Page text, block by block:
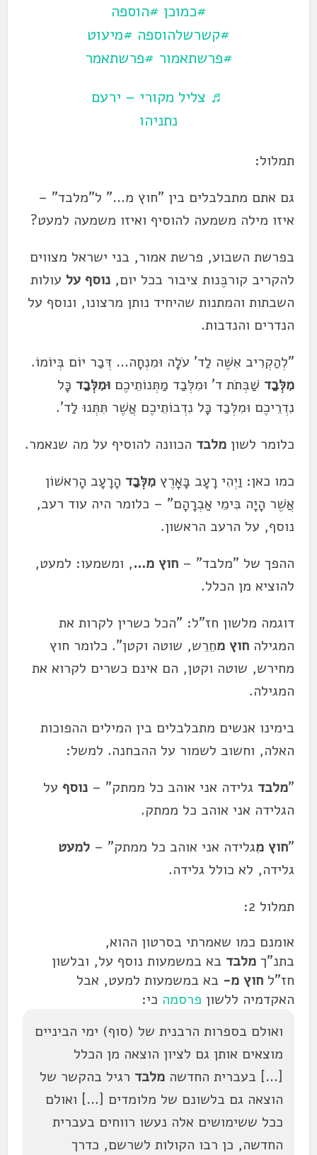
#כמוכן #הוספה
#קשרשלהוספה #מיעוט
#פרשתאמור #פרשתאמר
♬ צליל מקורי – ירעם
נתניהו
תמלול:
גם אתם מתבלבלים בין "חוץ מ…" ל"מלבד" –
איזו מילה משמעה להוסיף ואיזו משמעה למעט?
בפרשת השבוע, פרשת אמור, בני ישראל מצווים
להקריב קורבֶּנות ציבור בכל יום,נוסף על עולות
השבתות והמתנות שהיחיד נותן מרצונו, ונוסף על
הנדרים והנדבות.
"לְהַקְרִיב אִשֶּׁה לַד' עֹלָה וּמִנְחָה… דְּבַר יוֹם בְּיוֹמוֹ.
מִלְּבַד שַׁבְּתֹת ד' וּמִלְּבַד מַתְּנוֹתֵיכֶםוּמִלְּבַד כָּל
נִדְרֵיכֶם וּמִלְּבַד כָּל נִדְבוֹתֵיכֶם אֲשֶׁר תִּתְּנוּ לַד'.
כלומר לשוןמלבד הכוונה להוסיף על מה שנאמר.
כמו כאן: וַיְהִי רָעָב בָּאָרֶץמִלְּבַד הָרָעָב הָרִאשׁוֹן
אֲשֶׁר הָיָה בִּימֵי אַבְרָהָם" – כלומר היה עוד רעב,
נוסף, על הרעב הראשון.
ההפך של "מלבד" –חוץ מ…, ומשמעו: למעט,
להוציא מן הכלל.
דוגמה מלשון חז"ל: "הכל כשרין לקרות את
המגילה חוץ מחֵרֵש, שוטה וקטן". כלומר חוץ
מחירש, שוטה וקטן, הם אינם כשרים לקרוא את
המגילה.
בימינו אנשים מתבלבלים בין המילים ההפוכות
האלה, וחשוב לשמור על ההבחנה. למשל:
"מלבד גלידה אני אוהב כל ממתק" –נוסף על
הגלידה אני אוהב כל ממתק.
"חוץ מִגלידה אני אוהב כל ממתק" –למעט
גלידה, לא כולל גלידה.
תמלול 2:
אומנם כמו שאמרתי בסרטון ההוא,
בתנ"ךמלבד בא במשמעות נוסף על, ובלשון
חז"לחוץ מ- בא במשמעות למעט, אבל
האקדמיה ללשון פרסמה כי:
ואולם בספרות הרבנית של (סוף) ימי הביניים
מוצאים אותן גם לציון הוצאה מן הכלל
[…] בעברית החדשהמלבד רגיל בהקשר של
הוצאה גם בלשונם של מלומדים […] ואולם
ככל ששימושים אלה נעשו רווחים בעברית
החדשה, כן רבו הקולות לשרשם, כדרך